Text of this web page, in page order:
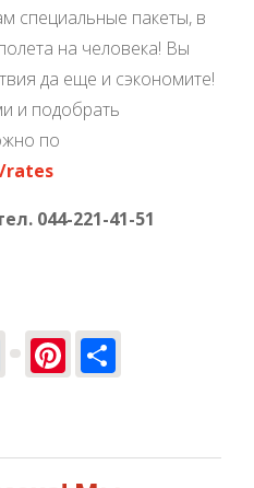
специальные пакеты, в
на человека! Вы
да еще и сэкономите!
и подобрать
по
rates
044-221-41-51
TwitterPinterest